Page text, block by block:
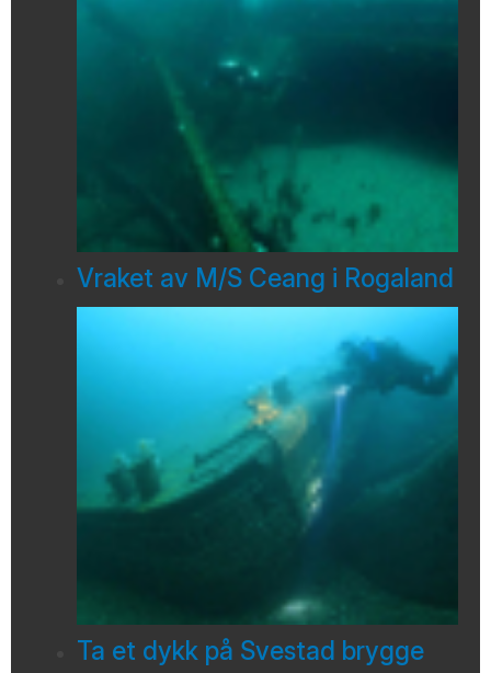
Vraket av M/S Ceang i Rogaland
Ta et dykk på Svestad brygge